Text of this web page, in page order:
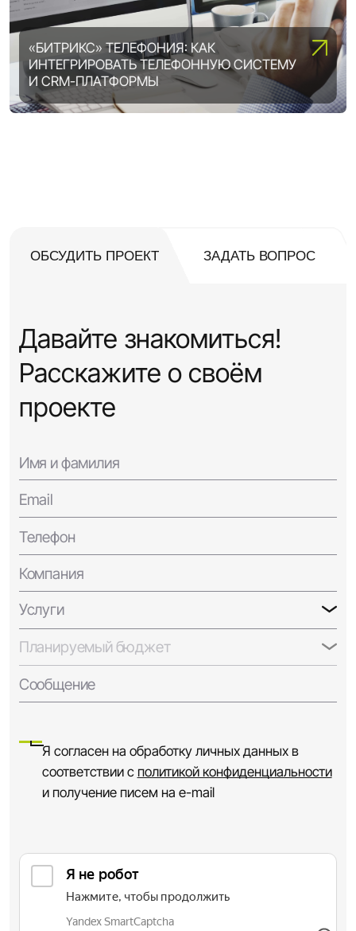
«БИТРИКС» ТЕЛЕФОНИЯ: КАК
ИНТЕГРИРОВАТЬ ТЕЛЕФОННУЮ СИСТЕМУ
И CRM-ПЛАТФОРМЫ
ВОЗМОЖНОСТИ «1С-БИТРИКС»:
ВЫБИРАЕМ ОПТИМАЛЬНУЮ ЛИЦЕНЗИЮ
DIGITAL ТРАНСФОРМАЦИЯ ПРЕДПРИЯТИЯ:
5 ШАГОВ, ЧТОБЫ ВСЕ ПОЛУЧИЛОСЬ
ОБСУДИТЬ ПРОЕКТ ЗАДАТЬ ВОПРОС
Давайте знакомиться!
Расскажите о своём
проекте
Имя и фамилия
Email
Телефон
Компания
Услуги
Планируемый бюджет
Сообщение
Я согласен на обработку личных данных в
соответствии с политикой конфиденциальности
и получение писем на e-mail